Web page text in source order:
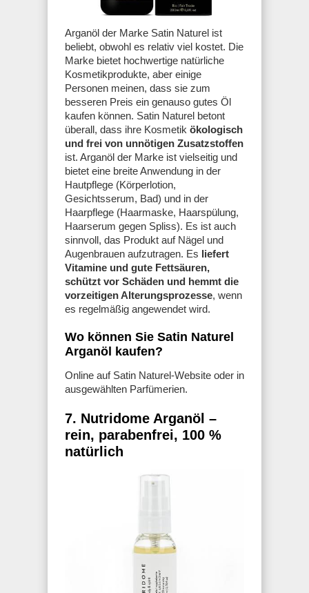
Arganöl der Marke Satin Naturel ist
beliebt, obwohl es relativ viel kostet. Die
Marke bietet hochwertige natürliche
Kosmetikprodukte, aber einige
Personen meinen, dass sie zum
besseren Preis ein genauso gutes Öl
kaufen können. Satin Naturel betont
überall, dass ihre Kosmetik ökologisch
und frei von unnötigen Zusatzstoffen
ist. Arganöl der Marke ist vielseitig und
bietet eine breite Anwendung in der
Hautpflege (Körperlotion,
Gesichtsserum, Bad) und in der
Haarpflege (Haarmaske, Haarspülung,
Haarserum gegen Spliss). Es ist auch
sinnvoll, das Produkt auf Nägel und
Augenbrauen aufzutragen. Es liefert
Vitamine und gute Fettsäuren,
schützt vor Schäden und hemmt die
vorzeitigen Alterungsprozesse, wenn
es regelmäßig angewendet wird.
Wo können Sie Satin Naturel
Arganöl kaufen?
Online auf Satin Naturel-Website oder in
ausgewählten Parfümerien.
7. Nutridome Arganöl –
rein, parabenfrei, 100 %
natürlich